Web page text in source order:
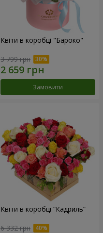
Квіти в коробці "Бароко"
3 799 грн
Замовити
Квіти в коробці “Кадриль”
6 332 грн